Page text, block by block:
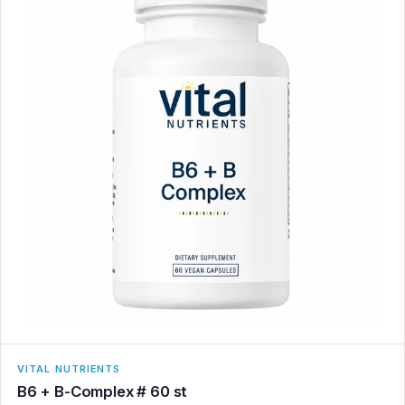
VITAL NUTRIENTS
B6 + B-Complex # 60 st